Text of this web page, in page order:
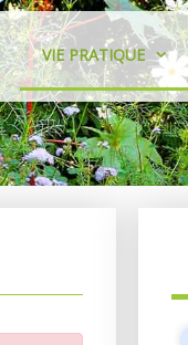
VIE PRATIQUE